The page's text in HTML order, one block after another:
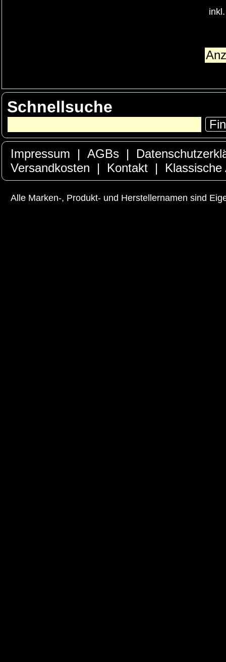
Schnellsuche
Impressum | AGBs |
Versandkosten
| Kontakt |
Alle Marken-, Produkt- und Herstellernamen sind